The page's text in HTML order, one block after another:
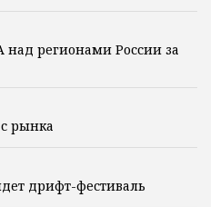
регионами России за
рынка
дрифт-фестиваль